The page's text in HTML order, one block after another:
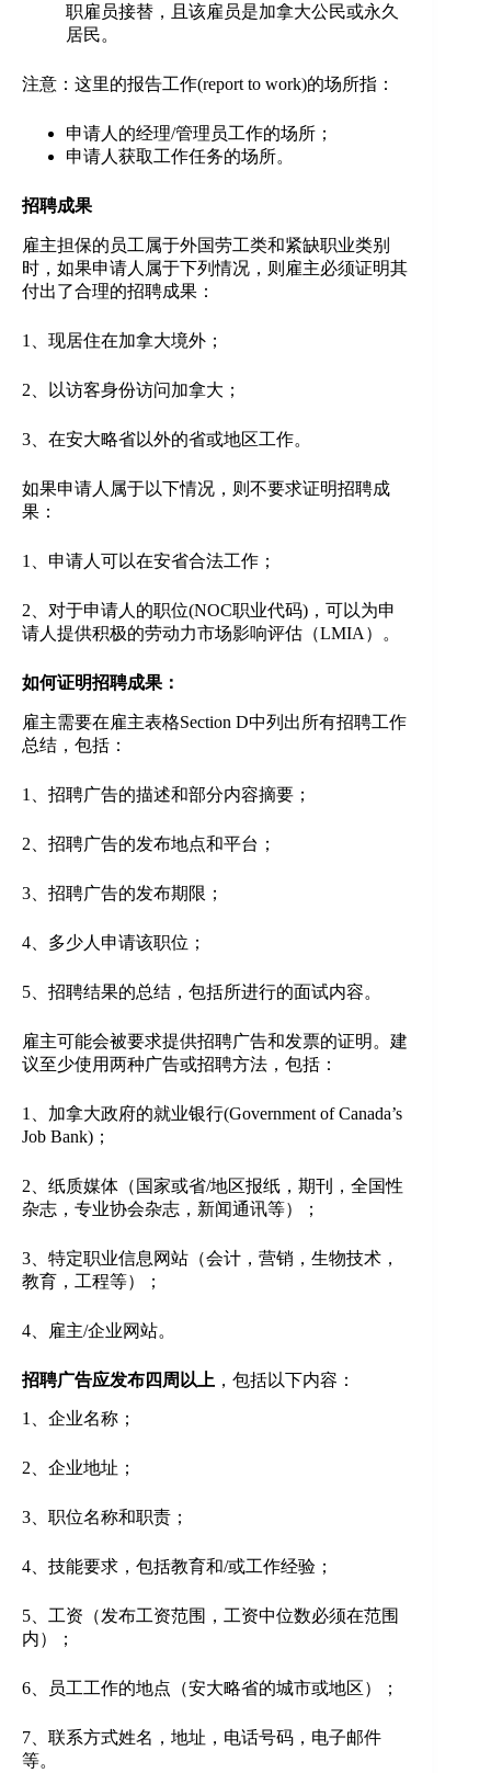
职雇员接替，且该雇员是加拿大公民或永久
居民。
注意：这里的报告工作(report to work)的场所指：
申请人的经理/管理员工作的场所；
申请人获取工作任务的场所。
招聘成果
雇主担保的员工属于外国劳工类和紧缺职业类别
时，如果申请人属于下列情况，则雇主必须证明其
付出了合理的招聘成果：
1、现居住在加拿大境外；
2、以访客身份访问加拿大；
3、在安大略省以外的省或地区工作。
如果申请人属于以下情况，则不要求证明招聘成
果：
1、申请人可以在安省合法工作；
2、对于申请人的职位(NOC职业代码)，可以为申
请人提供积极的劳动力市场影响评估（LMIA）。
如何证明招聘成果：
雇主需要在雇主表格Section D中列出所有招聘工作
总结，包括：
1、招聘广告的描述和部分内容摘要；
2、招聘广告的发布地点和平台；
3、招聘广告的发布期限；
4、多少人申请该职位；
5、招聘结果的总结，包括所进行的面试内容。
雇主可能会被要求提供招聘广告和发票的证明。建
议至少使用两种广告或招聘方法，包括：
1、加拿大政府的就业银行(Government of Canada’s
Job Bank)；
2、纸质媒体（国家或省/地区报纸，期刊，全国性
杂志，专业协会杂志，新闻通讯等）；
3、特定职业信息网站（会计，营销，生物技术，
教育，工程等）；
4、雇主/企业网站。
招聘广告应发布四周以上 ，包括以下内容：
1、企业名称；
2、企业地址；
3、职位名称和职责；
4、技能要求，包括教育和/或工作经验；
5、工资（发布工资范围，工资中位数必须在范围
内）；
6、员工工作的地点（安大略省的城市或地区）；
7、联系方式姓名，地址，电话号码，电子邮件
等。